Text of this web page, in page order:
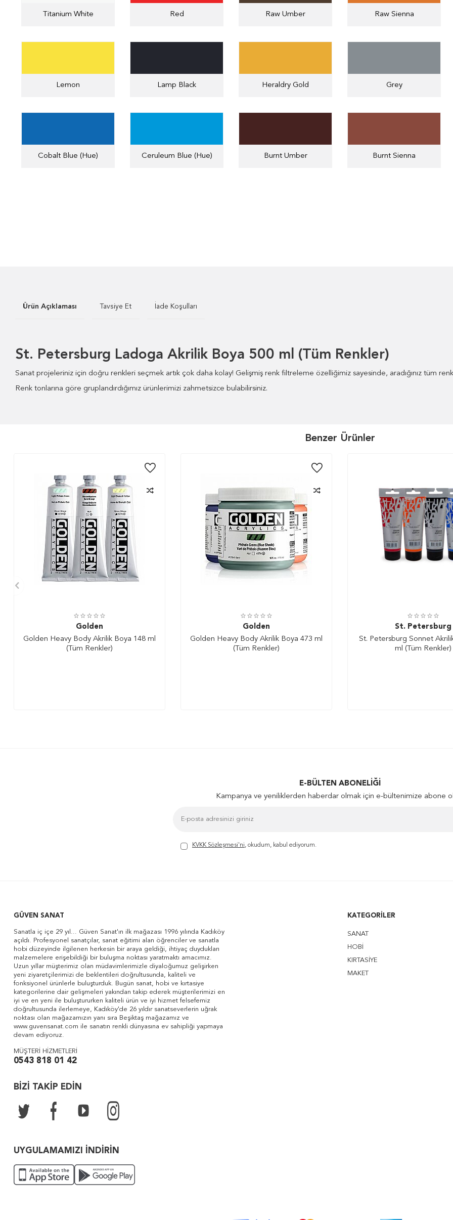
Titanium White Red Raw Umber Raw Sienna
Lemon Lamp Black Heraldry Gold Grey
Cobalt Blue (Hue) Ceruleum Blue (Hue) Burnt Umber Burnt Sienna
Ürün Açıklaması Tavsiye Et İade Koşulları
St. Petersburg Ladoga Akrilik Boya 500 ml (Tüm Renkler)
Sanat projeleriniz için doğru renkleri seçmek artık çok daha kolay! Gelişmiş renk filtreleme özelliğimiz sayesinde, aradığınız tüm
Renk tonlarına göre gruplandırdığımız ürünlerimizi zahmetsizce bulabilirsiniz.
Benzer Ürünler
Golden
Golden Heavy Body Akrilik Boya 148 ml
(Tüm Renkler)
Golden
Golden Heavy Body Akrilik Boya 473 ml
(Tüm Renkler)
St. Petersburg
St. Petersburg Sonnet
ml (Tüm Renkler)
E-BÜLTEN ABONELIĞI
Kampanya ve yeniliklerden haberdar olmak için e-bültenimize abone
KVKK Sözleşmesi'ni, okudum, kabul ediyorum.
GÜVEN SANAT
Sanatla iç içe 29 yıl... Güven Sanat'ın ilk mağazası 1996 yılında Kadıköy
açıldı. Profesyonel sanatçılar, sanat eğitimi alan öğrenciler ve sanatla
hobi düzeyinde ilgilenen herkesin bir araya geldiği, ihtiyaç duydukları
malzemelere erişebildiği bir buluşma noktası yaratmaktı amacımız.
Uzun yıllar müşterimiz olan müdavimlerimizle diyaloğumuz gelişirken
yeni ziyaretçilerimizi de beklentileri doğrultusunda, kaliteli ve
fonksiyonel ürünlerle buluşturduk. Bugün sanat, hobi ve kırtasiye
kategorilerine dair gelişmeleri yakından takip ederek müşterilerimizi en
iyi ve en yeni ile buluştururken kaliteli ürün ve iyi hizmet felsefemiz
doğrultusunda ilerlemeye, Kadıköy'de 26 yıldır sanatseverlerin uğrak
noktası olan mağazamızın yanı sıra Beşiktaş mağazamız ve
www.guvensanat.com ile sanatın renkli dünyasına ev sahipliği yapmaya
devam ediyoruz.
MÜŞTERİ HİZMETLERİ
0543 818 01 42
BİZİ TAKİP EDİN
UYGULAMAMIZI İNDİRİN
KATEGORILER
SANAT
HOBİ
KIRTASİYE
MAKET